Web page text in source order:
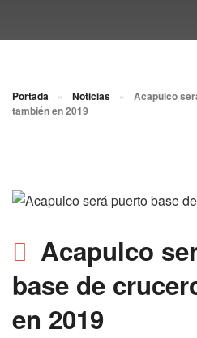
Portada » Noticias »
Acapulco
también en 2019
Acapulco
base de
en 2019